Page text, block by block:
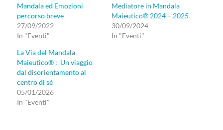
Mandala ed Emozioni
percorso breve
27/09/2022
In "Eventi"
Mediatore in Mandala
Maieutico® 2024 – 2025
30/09/2024
In "Eventi"
La Via del Mandala
Maieutico® : Un viaggio
dal disorientamento al
centro di sé
05/01/2026
In "Eventi"